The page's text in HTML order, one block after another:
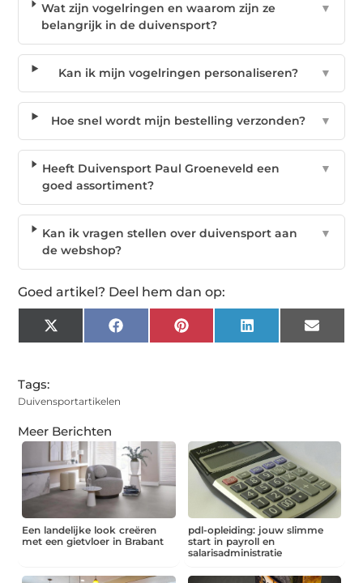
Wat zijn vogelringen en waarom zijn ze
belangrijk in de duivensport?
▼
Kan ik mijn vogelringen personaliseren? ▼
Hoe snel wordt mijn bestelling verzonden? ▼
Heeft Duivensport Paul Groeneveld een
goed assortiment?
▼
Kan ik vragen stellen over duivensport aan
de webshop?
▼
Goed artikel? Deel hem dan op:
X
(Twitter)
Facebook Pinterest LinkedIn Email
Tags:
Duivensportartikelen
Meer Berichten
Een landelijke look creëren
met een gietvloer in Brabant
pdl-opleiding: jouw slimme
start in payroll en
salarisadministratie